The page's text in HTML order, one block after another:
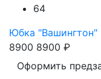
64
Юбка "Вашингтон"
8900 8900 ₽
Оформить